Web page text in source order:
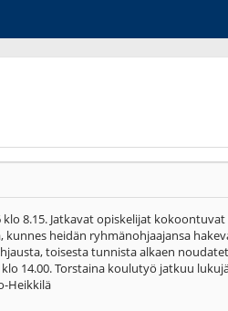
8.15. Jatkavat opiskelijat
heidän ryhmänohjaajansa
toisesta tunnista alkaen
14.00. Torstaina koulutyö jatkuu
Heikkilä